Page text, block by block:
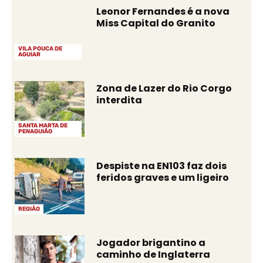
VILA POUCA DE
AGUIAR
Leonor Fernandes é a nova
Miss Capital do Granito
SANTA MARTA DE
PENAGUIÃO
Zona de Lazer do Rio Corgo
interdita
REGIÃO
Despiste na EN103 faz dois
feridos graves e um ligeiro
Jogador brigantino a
caminho de Inglaterra